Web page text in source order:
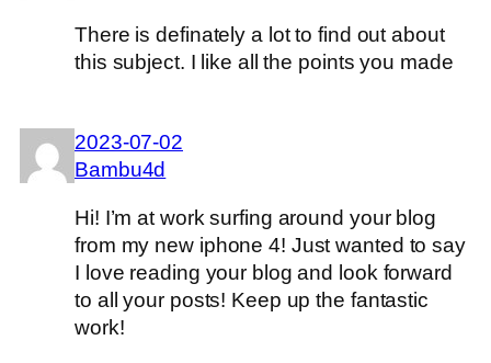
There is definately a lot to find out about
this subject. I like all the points you made
2023-07-02
Bambu4d
Hi! I’m at work surfing around your blog
from my new iphone 4! Just wanted to say
I love reading your blog and look forward
to all your posts! Keep up the fantastic
work!